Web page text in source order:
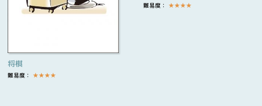
将棋
難易度： ★★★★
難易度： ★★★★